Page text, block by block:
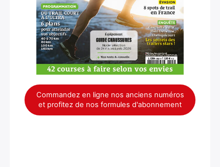
Commandez en ligne nos anciens numéros
et profitez de nos formules d'abonnement